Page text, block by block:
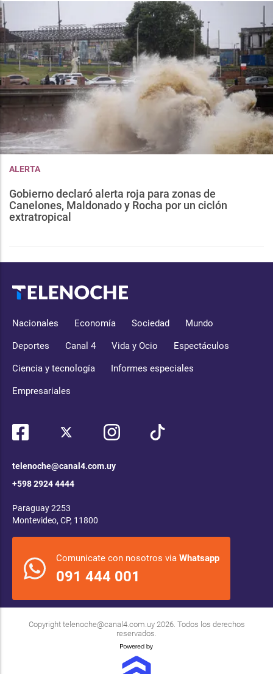
ALERTA
Gobierno declaró alerta roja para zonas de
Canelones, Maldonado y Rocha por un ciclón
extratropical
Nacionales Economía Sociedad Mundo
Deportes Canal 4 Vida y Ocio Espectáculos
Ciencia y tecnología Informes especiales
Empresariales
telenoche@canal4.com.uy
+598 2924 4444
Paraguay 2253
Montevideo, CP, 11800
Comunicate con nosotros via Whatsapp
091 444 001
Copyright telenoche@canal4.com.uy2026. Todos los derechos
reservados.